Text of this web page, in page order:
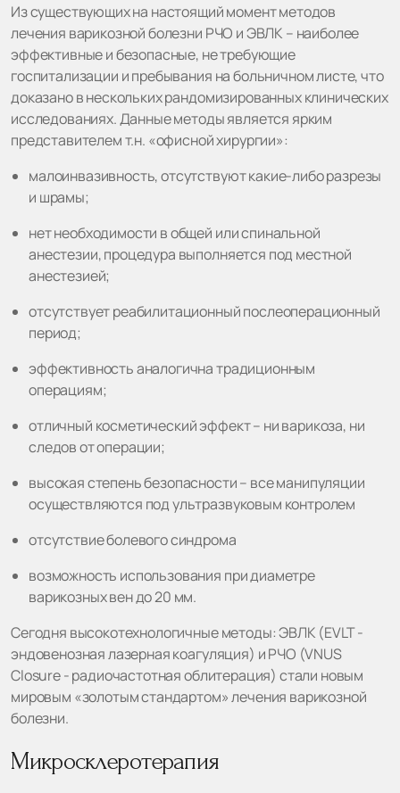
Из существующих на настоящий момент методов
лечения варикозной болезни РЧО и ЭВЛК – наиболее
эффективные и безопасные, не требующие
госпитализации и пребывания на больничном листе, что
доказано в нескольких рандомизированных клинических
исследованиях. Данные методы является ярким
представителем т.н. «офисной хирургии»:
малоинвазивность, отсутствуют какие-либо разрезы
и шрамы;
нет необходимости в общей или спинальной
анестезии, процедура выполняется под местной
анестезией;
отсутствует реабилитационный послеоперационный
период;
эффективность аналогична традиционным
операциям;
отличный косметический эффект – ни варикоза, ни
следов от операции;
высокая степень безопасности – все манипуляции
осуществляются под ультразвуковым контролем
отсутствие болевого синдрома
возможность использования при диаметре
варикозных вен до 20 мм.
Сегодня высокотехнологичные методы: ЭВЛК (EVLT -
эндовенозная лазерная коагуляция) и РЧО (VNUS
Closure - радиочастотная облитерация) стали новым
мировым «золотым стандартом» лечения варикозной
болезни.
Микросклеротерапия